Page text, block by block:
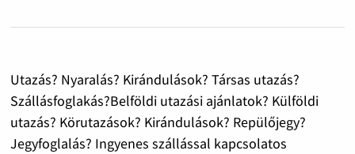
Utazás? Nyaralás? Kirándulások? Társas utazás?
Szállásfoglakás?Belföldi utazási ajánlatok? Külföldi
utazás? Körutazások? Kirándulások? Repülőjegy?
Jegyfoglalás? Ingyenes szállással kapcsolatos